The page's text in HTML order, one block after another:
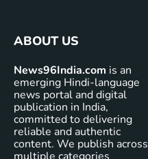
ABOUT US
News96India.com is an
emerging Hindi-language
news portal and digital
publication in India,
committed to delivering
reliable and authentic
content. We publish across